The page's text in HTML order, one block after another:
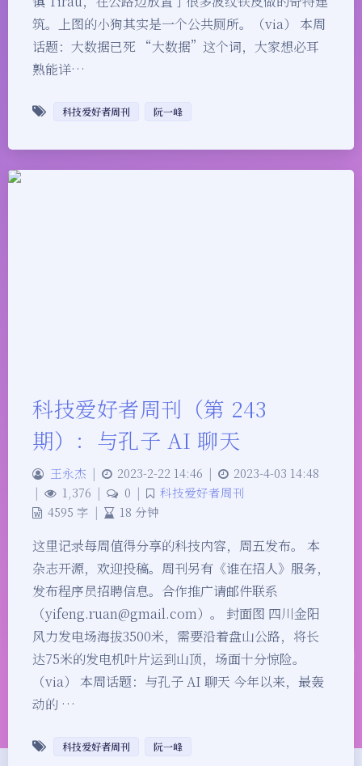
筑。上图的小狗其实是一个公共厕所。（via） 本周
话题：大数据已死 “大数据”这个词，大家想必耳
熟能详…
科技爱好者周刊 阮一峰
科技爱好者周刊（第 243
期）：与孔子 AI 聊天
王永杰 | 2023-2-22 14:46 |
2023-4-03 14:48
|
1,376 | 0 |
科技爱好者周刊
4595 字 | 18 分钟
这里记录每周值得分享的科技内容，周五发布。 本
杂志开源，欢迎投稿。周刊另有《谁在招人》服务，
发布程序员招聘信息。合作推广请邮件联系
（yifeng.ruan@gmail.com）。 封面图 四川金阳
风力发电场海拔3500米，需要沿着盘山公路，将长
达75米的发电机叶片运到山顶，场面十分惊险。
（via） 本周话题：与孔子 AI 聊天 今年以来，最轰
动的 …
科技爱好者周刊 阮一峰